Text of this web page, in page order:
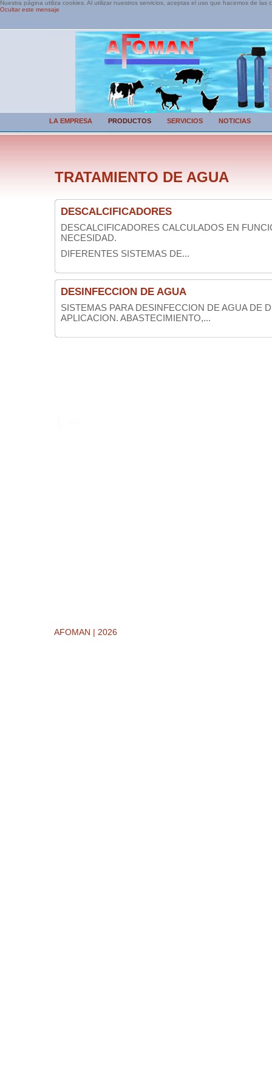
Nuestra página utiliza cookies. Al utilizar nuestros servicios, aceptas el uso que hacemos de las
Ocultar este mensaje
LA EMPRESA PRODUCTOS SERVICIOS NOTICIAS
TRATAMIENTO DE AGUA
DESCALCIFICADORES
DESCALCIFICADORES CALCULADOS EN
NECESIDAD.
DIFERENTES SISTEMAS DE...
DESINFECCION DE AGUA
SISTEMAS PARA DESINFECCION DE AGUA DE
APLICACION. ABASTECIMIENTO,...
AFOMAN | 2026